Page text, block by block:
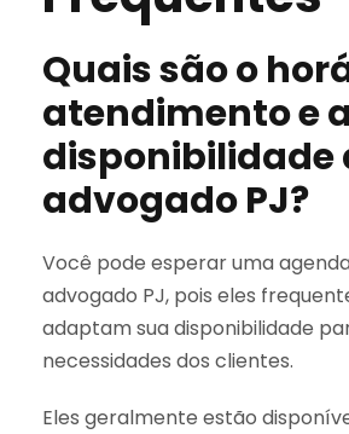
Quais são o
atendimento e a
disponibilidade
advogado PJ?
Você pode esperar uma
advogado PJ, pois eles
adaptam sua disponibilidade
necessidades dos clientes.
Eles geralmente estão